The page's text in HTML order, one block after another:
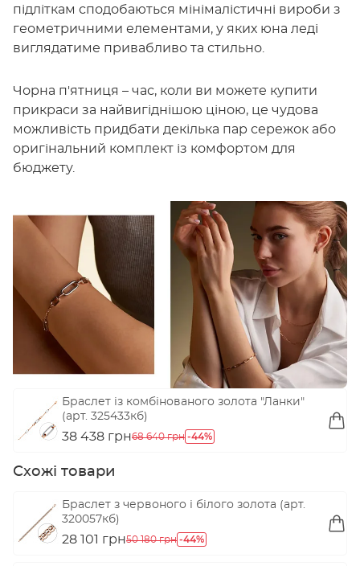
підліткам сподобаються мінімалістичні вироби з
геометричними елементами, у яких юна леді
виглядатиме привабливо та стильно.
Чорна п'ятниця – час, коли ви можете купити
прикраси за найвигіднішою ціною, це чудова
можливість придбати декілька пар сережок або
оригінальний комплект із комфортом для
бюджету.
Браслет із комбінованого золота "Ланки"
(арт. 325433кб)
38 438 грн68 640 грн -44%
Схожі товари
Браслет з червоного і білого золота (арт.
320057кб)
28 101 грн50 180 грн -44%